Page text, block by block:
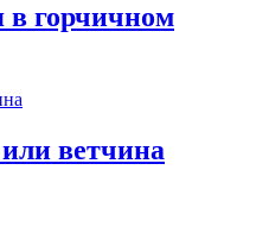
в горчичном
ветчина